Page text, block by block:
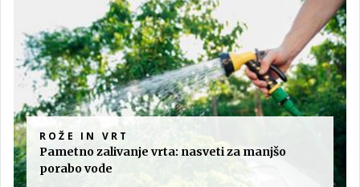
ROŽE IN VRT
Pametno zalivanje vrta: nasveti za manjšo
porabo vode